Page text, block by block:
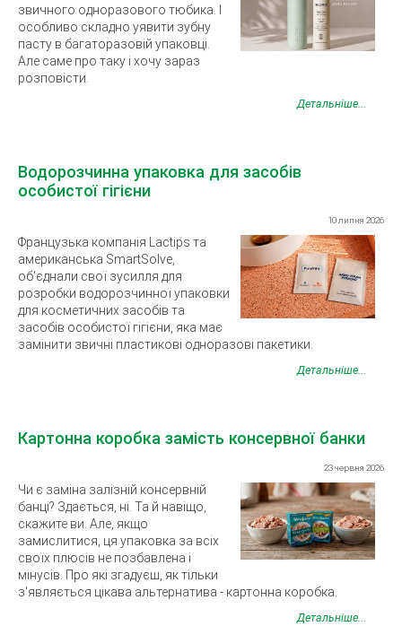
звичного одноразового тюбика. І
особливо складно уявити зубну
пасту в багаторазовій упаковці.
Але саме про таку і хочу зараз
розповісти.
Детальніше...
Водорозчинна упаковка для засобів
особистої гігієни
10 липня 2026
Французька компанія Lactips та
американська SmartSolve,
об'єднали свої зусилля для
розробки водорозчинної упаковки
для косметичних засобів та
засобів особистої гігієни, яка має
замінити звичні пластикові одноразові пакетики.
Детальніше...
Картонна коробка замість консервної банки
23 червня 2026
Чи є заміна залізній консервній
банці? Здається, ні. Та й навіщо,
скажите ви. Але, якщо
замислитися, ця упаковка за всіх
своїх плюсів не позбавлена ​​і
мінусів. Про які згадуєш, як тільки
з'являється цікава альтернатива - картонна коробка.
Детальніше...